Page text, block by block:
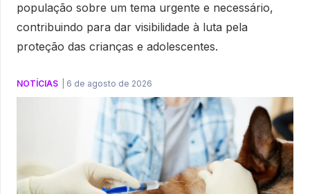
população sobre um tema urgente e necessário,
contribuindo para dar visibilidade à luta pela
proteção das crianças e adolescentes.
NOTÍCIAS 6 de agosto de 2026